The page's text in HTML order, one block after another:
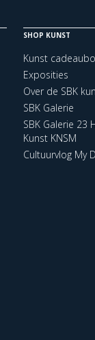
SHOP KUNST
Kunst
Exposities
Over de SBK
SBK Galerie
SBK Galerie 23
Kunst KNSM
Cultuurvlog My